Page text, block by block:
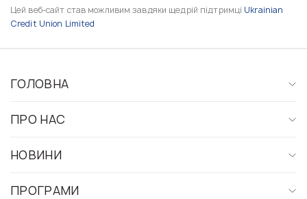
Цей веб-сайт став можливим завдяки щедрій підтримці Ukrainian
Credit Union Limited
ГОЛОВНА
ПРО НАС
НОВИНИ
ПРОГРАМИ